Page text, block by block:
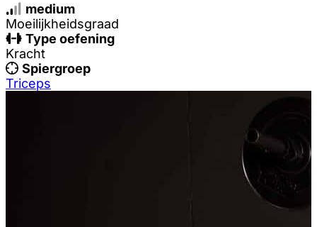
medium
Moeilijkheidsgraad
Type oefening
Kracht
Spiergroep
Triceps